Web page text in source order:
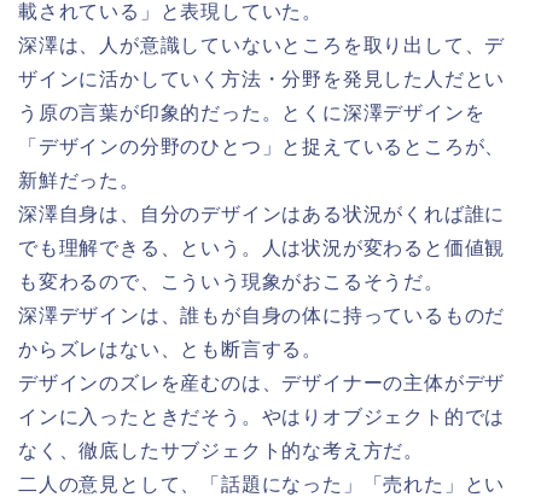
載されている」と表現していた。
深澤は、人が意識していないところを取り出して、デ
ザインに活かしていく方法・分野を発見した人だとい
う原の言葉が印象的だった。とくに深澤デザインを
「デザインの分野のひとつ」と捉えているところが、
新鮮だった。
深澤自身は、自分のデザインはある状況がくれば誰に
でも理解できる、という。人は状況が変わると価値観
も変わるので、こういう現象がおこるそうだ。
深澤デザインは、誰もが自身の体に持っているものだ
からズレはない、とも断言する。
デザインのズレを産むのは、デザイナーの主体がデザ
インに入ったときだそう。やはりオブジェクト的では
なく、徹底したサブジェクト的な考え方だ。
二人の意見として、「話題になった」「売れた」とい